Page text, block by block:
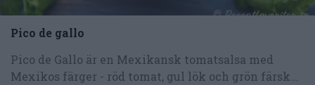
Pico de gallo
Pico de Gallo är en Mexikansk tomatsalsa med
Mexikos färger - röd tomat, gul lök och grön färsk...